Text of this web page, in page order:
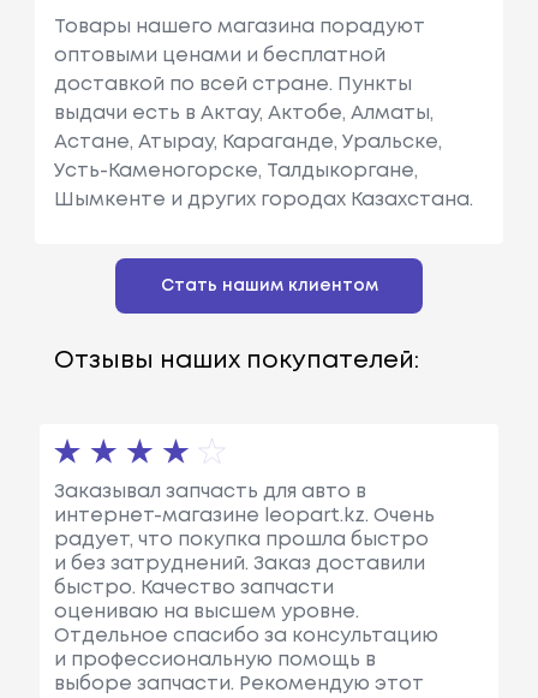
Товары нашего магазина порадуют
оптовыми ценами и бесплатной
доставкой по всей стране. Пункты
выдачи есть в Актау, Актобе, Алматы,
Астане, Атырау, Караганде, Уральске,
Усть-Каменогорске, Талдыкоргане,
Шымкенте и других городах Казахстана.
Стать нашим клиентом
Отзывы наших покупателей:
Заказывал запчасть для авто в
интернет-магазине leopart.kz. Очень
радует, что покупка прошла быстро
и без затруднений. Заказ доставили
быстро. Качество запчасти
оцениваю на высшем уровне.
Отдельное спасибо за консультацию
и профессиональную помощь в
выборе запчасти. Рекомендую этот